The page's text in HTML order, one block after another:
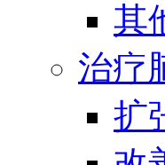
其
治疗
扩